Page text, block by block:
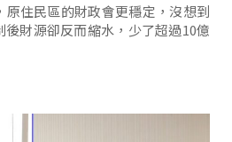
原住民區的財政會更穩定，沒想到
財源卻反而縮水，少了超過10億